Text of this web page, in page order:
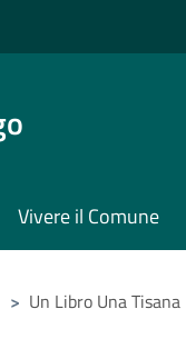
Vivere il Comune
> Un Libro Una Tisana